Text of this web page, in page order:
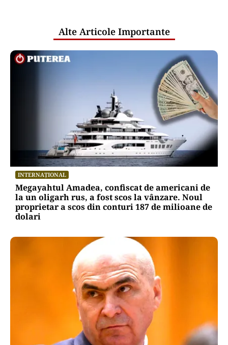
Alte Articole Importante
INTERNAȚIONAL
Megayahtul Amadea, confiscat de americani de
la un oligarh rus, a fost scos la vânzare. Noul
proprietar a scos din conturi 187 de milioane de
dolari